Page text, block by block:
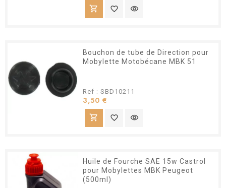
shopping_cart favorite_border visibility
Bouchon de tube de Direction pour
Mobylette Motobécane MBK 51
Ref : SBD10211
3,50 €
shopping_cart favorite_border visibility
Huile de Fourche SAE 15w Castrol
pour Mobylettes MBK Peugeot
(500ml)